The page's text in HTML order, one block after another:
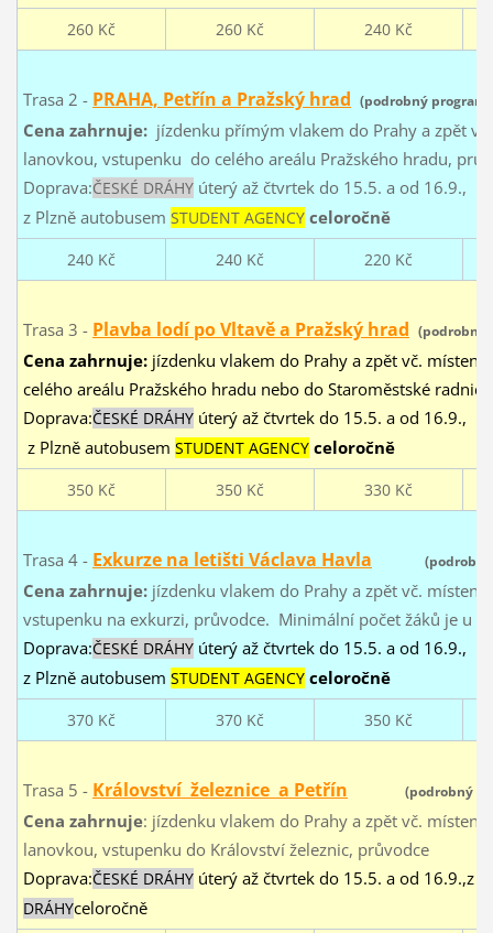
260 Kč 260 Kč 240 Kč
Trasa 2 - PRAHA, Petřín a Pražský hrad (podrobný program
Cena zahrnuje:jízdenku přímým vlakem do Prahy a zpět
lanovkou, vstupenku do celého areálu Pražského hradu,
Doprava:ČESKÉ DRÁHYúterý až čtvrtek do 15.5. a od 16.9.,
z Plzně autobusem STUDENT AGENCY celoročně
240 Kč 240 Kč 220 Kč
Trasa 3 - Plavba lodí po Vltavě a Pražský hrad (podrobný
Cena zahrnuje:jízdenku vlakem do Prahy a zpět vč.
celého areálu Pražského hradu nebo do Staroměstské
Doprava:ČESKÉ DRÁHYúterý až čtvrtek do 15.5. a od 16.9.,
z Plzně autobusem STUDENT AGENCY celoročně
350 Kč 350 Kč 330 Kč
Trasa 4 - Exkurze na letišti Václava Havla
Cena zahrnuje:jízdenku vlakem do Prahy a zpět vč.
vstupenku na exkurzi, průvodce. Minimální počet žáků je u
Doprava:ČESKÉ DRÁHYúterý až čtvrtek do 15.5. a od 16.9.,
z Plzně autobusem STUDENT AGENCY celoročně
370 Kč 370 Kč 350 Kč
Trasa 5 - Království železnice a Petřín (podrobný
Cena zahrnuje: jízdenku vlakem do Prahy a zpět vč.
lanovkou, vstupenku do Království železnic, průvodce
Doprava:ČESKÉ DRÁHYúterý až čtvrtek do 15.5. a od 16.9.,z
DRÁHYceloročně